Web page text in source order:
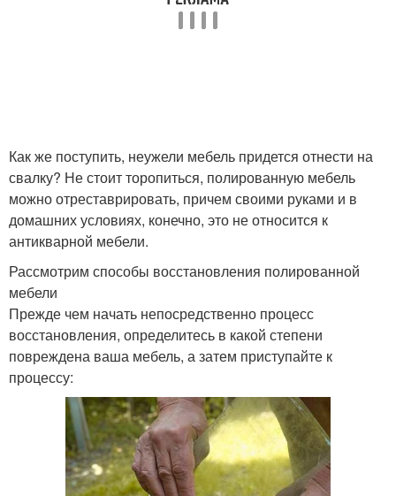
Как же поступить, неужели мебель придется отнести на
свалку? Не стоит торопиться, полированную мебель
можно отреставрировать, причем своими руками и в
домашних условиях, конечно, это не относится к
антикварной мебели.
Рассмотрим способы восстановления полированной
мебели
Прежде чем начать непосредственно процесс
восстановления, определитесь в какой степени
повреждена ваша мебель, а затем приступайте к
процессу: